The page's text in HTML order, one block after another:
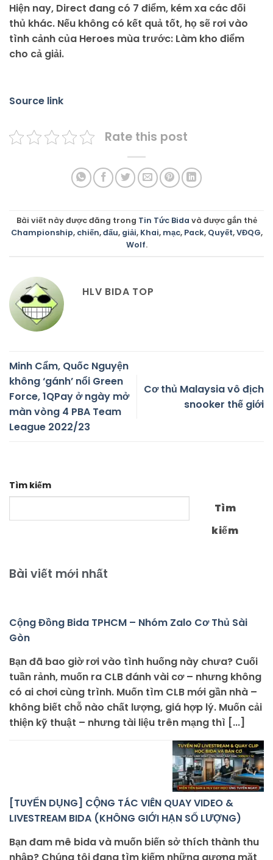
Hiện nay, Direct đang có 7 điểm, kém xa các đối
thủ khác. Nếu không có kết quả tốt, họ sẽ rơi vào
tình cảnh của Heroes mùa trước: Làm kho điểm
cho cả giải.
Source link
Rate this post
Bài viết này được đăng trong Tin Tức Bida và được gắn thẻ
Championship, chiến,đấu, giải, Khai, mạc, Pack, Quyết,VĐQG,
Wolf.
HLV BIDA TOP
Minh Cẩm, Quốc Nguyện
không ‘gánh’ nổi Green
Force, 1QPay ở ngày mở
màn vòng 4 PBA Team
League 2022/23
Cơ thủ Malaysia vô địch
snooker thế giới
Tìm kiếm
Tìm
kiếm
Bài viết mới nhất
Cộng Đồng Bida TPHCM – Nhóm Zalo Cơ Thủ Sài
Gòn
Bạn đã bao giờ rơi vào tình huống này chưa? Cuối
tuần rảnh, muốn ra CLB đánh vài cơ – nhưng không
có ai chơi cùng trình. Muốn tìm CLB mới gần nhà –
không biết chỗ nào chất lượng, giá hợp lý. Muốn cải
thiện kỹ thuật – nhưng tài liệu trên mạng thì [...]
[TUYỂN DỤNG] CỘNG TÁC VIÊN QUAY VIDEO &
LIVESTREAM BIDA (KHÔNG GIỚI HẠN SỐ LƯỢNG)
Bạn đam mê bida và muốn biến sở thích thành thu
nhập? Chúng tôi đang tìm kiếm những gương mặt